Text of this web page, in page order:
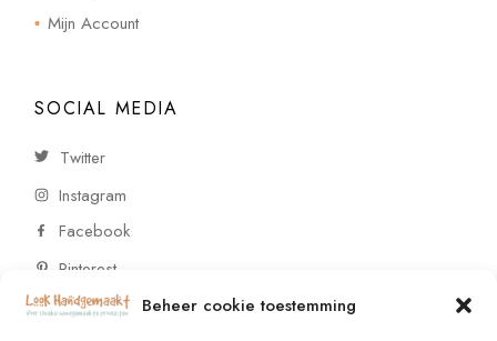
Beheer cookie toestemming
Mijn Account
SOCIAL MEDIA
Twitter
Instagram
Facebook
Pinterest